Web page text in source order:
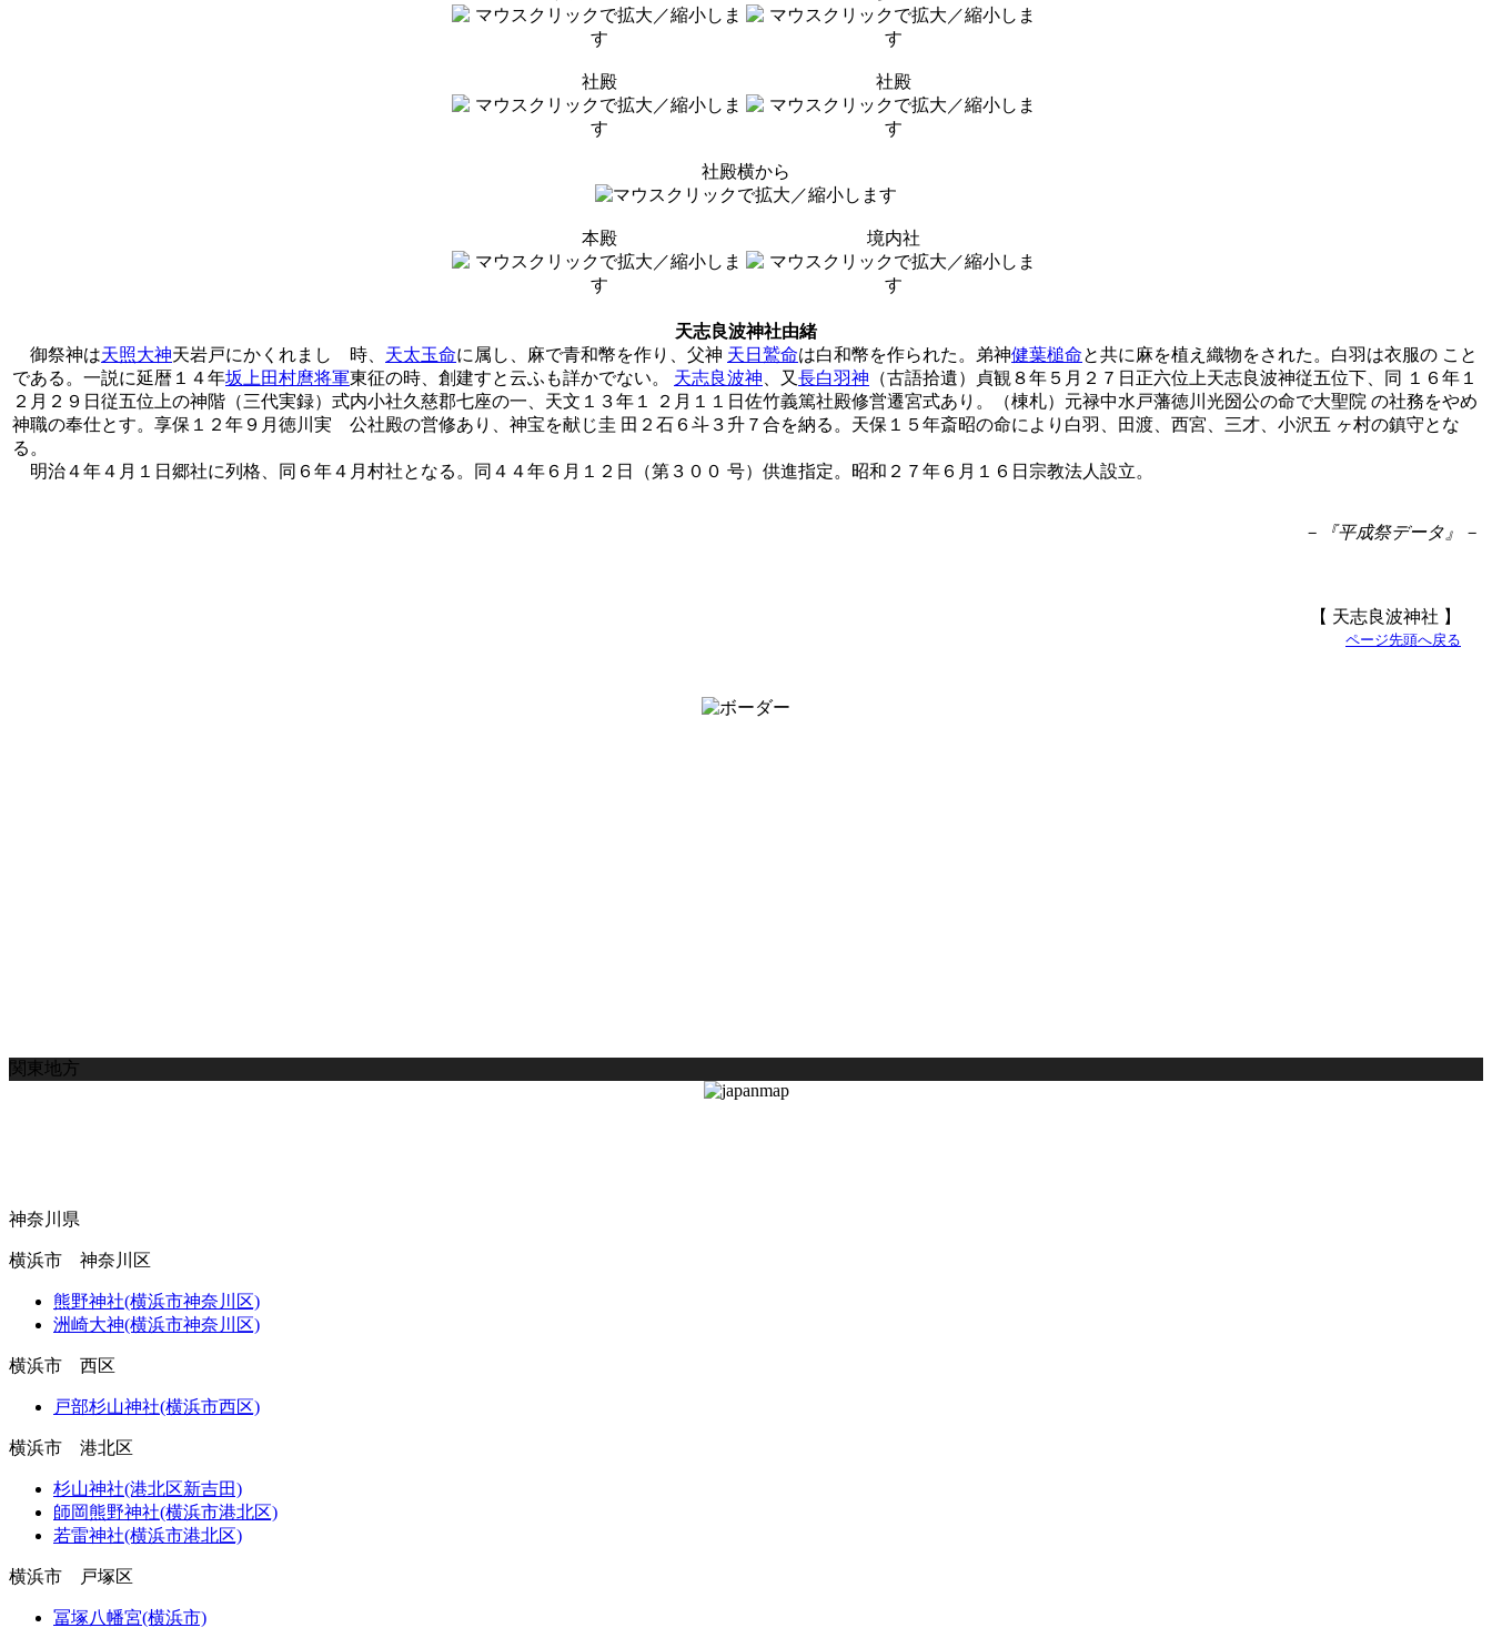
社殿 社殿
社殿横から
本殿 境内社
天志良波神社由緒
御祭神は天照大神天岩戸にかくれましゝ時、 天太玉命に属し、麻で青和幣を作り、父神 天日鷲命は白和幣を作られた。弟神健葉槌命と共に麻を植え織物をされた。白羽は衣服の こと
である。一説に延暦１４年坂上田村麿将軍東征の時、創建すと云ふも詳かでない。 天志良波神 、又 長白羽神 （古語拾遺）貞観８年５月２７日正六位上天志良波神従五位下、同 １６年１
２月２９日従五位上の神階（三代実録）式内小社久慈郡七座の一、天文１３年１ ２月１１日佐竹義篤社殿修営遷宮式あり。（棟札）元禄中水戸藩徳川光圀公の命で大聖院 の社務をやめ
神職の奉仕とす。享保１２年９月徳川実 公社殿の営修あり、神宝を献じ圭 田２石６斗３升７合を納る。天保１５年斎昭の命により白羽、田渡、西宮、三才、小沢五 ヶ村の鎮守とな
る。
明治４年４月１日郷社に列格、同６年４月村社となる。同４４年６月１２日（第３００ 号）供進指定。昭和２７年６月１６日宗教法人設立。
－『平成祭データ』－
【 天志良波神社 】
ページ先頭へ戻る
関東地方
神奈川県
横浜市 神奈川区
熊野神社(横浜市神奈川区)
洲崎大神(横浜市神奈川区)
横浜市 西区
戸部杉山神社(横浜市西区)
横浜市 港北区
杉山神社(港北区新吉田)
師岡熊野神社(横浜市港北区)
若雷神社(横浜市港北区)
横浜市 戸塚区
冨塚八幡宮(横浜市)